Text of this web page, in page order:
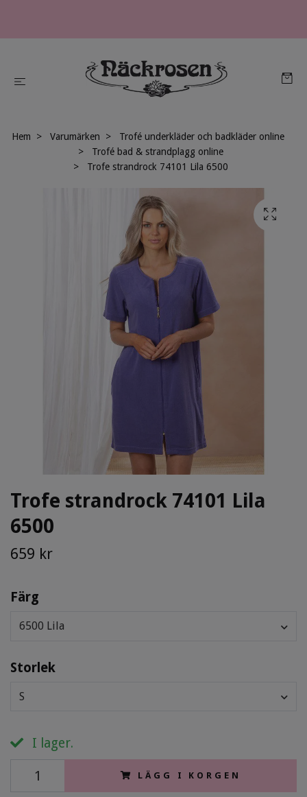
Hem Varumärken
Trofé underkläder och badkläder online
Trofé bad & strandplagg online
Trofe strandrock 74101 Lila 6500
Trofe strandrock 74101 Lila
6500
659 kr
Färg
6500 Lila
Storlek
S
I lager.
LÄGG I KORGEN